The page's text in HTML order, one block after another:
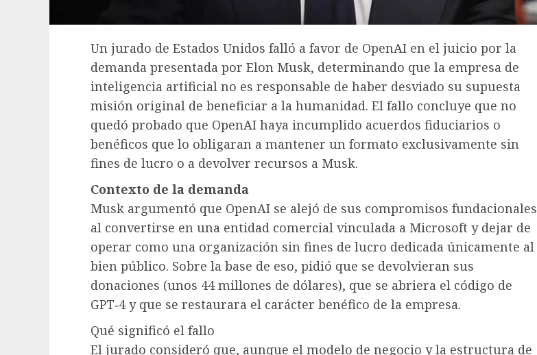
Un jurado de Estados Unidos falló a favor de OpenAI en el juicio por la
demanda presentada por Elon Musk, determinando que la empresa de
inteligencia artificial no es responsable de haber desviado su supuesta
misión original de beneficiar a la humanidad. El fallo concluye que no
quedó probado que OpenAI haya incumplido acuerdos fiduciarios o
benéficos que lo obligaran a mantener un formato exclusivamente sin
fines de lucro o a devolver recursos a Musk.
Contexto de la demanda
Musk argumentó que OpenAI se alejó de sus compromisos fundacionales
al convertirse en una entidad comercial vinculada a Microsoft y dejar de
operar como una organización sin fines de lucro dedicada únicamente al
bien público. Sobre la base de eso, pidió que se devolvieran sus
donaciones (unos 44 millones de dólares), que se abriera el código de
GPT‑4 y que se restaurara el carácter benéfico de la empresa.
Qué significó el fallo
El jurado consideró que, aunque el modelo de negocio y la estructura de